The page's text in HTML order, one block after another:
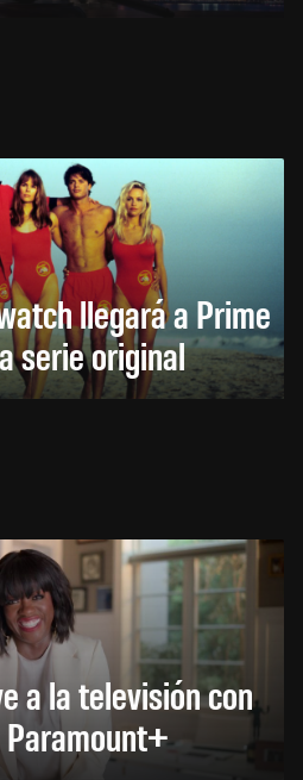
llegará a Prime
serie original
a la televisión con